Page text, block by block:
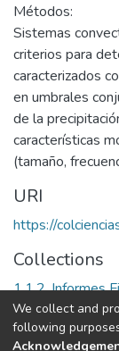
Métodos:
Sistemas
criterios para
caracterizados
en umbrales
de la
características
(tamaño,
URI
https://
Collections
1.1.2. Informes
Full item
We collect and
following